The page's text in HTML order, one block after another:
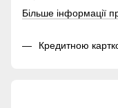
Більше інформації
Кредитною